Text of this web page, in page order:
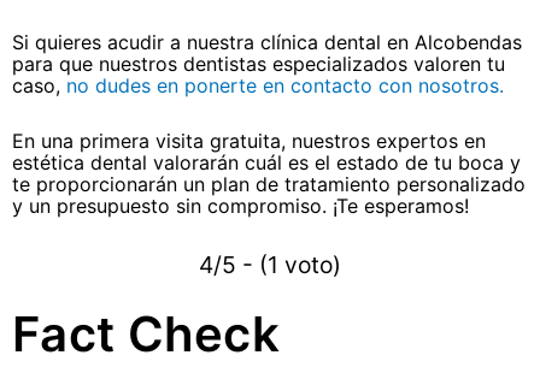
Si quieres acudir a nuestra clínica dental en Alcobendas
para que nuestros dentistas especializados valoren tu
caso, no dudes en ponerte en contacto con nosotros.
En una primera visita gratuita, nuestros expertos en
estética dental valorarán cuál es el estado de tu boca y
te proporcionarán un plan de tratamiento personalizado
y un presupuesto sin compromiso. ¡Te esperamos!
4/5 - (1 voto)
Fact Check